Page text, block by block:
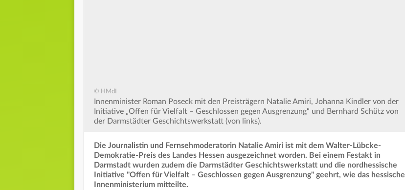
© HMdI
Innenminister Roman Poseck mit den Preisträgern Natalie Amiri, Johanna Kindler von der
Initiative „Offen für Vielfalt – Geschlossen gegen Ausgrenzung“ und Bernhard Schütz von
der Darmstädter Geschichtswerkstatt (von links).
Die Journalistin und Fernsehmoderatorin Natalie Amiri ist mit dem Walter-Lübcke-
Demokratie-Preis des Landes Hessen ausgezeichnet worden. Bei einem Festakt in
Darmstadt wurden zudem die Darmstädter Geschichtswerkstatt und die nordhessische
Initiative "Offen für Vielfalt – Geschlossen gegen Ausgrenzung" geehrt, wie das hessische
Innenministerium mitteilte.